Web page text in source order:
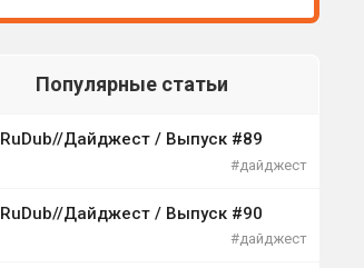
Популярные статьи
RuDub//Дайджест / Выпуск #89
#дайджест
RuDub//Дайджест / Выпуск #90
#дайджест